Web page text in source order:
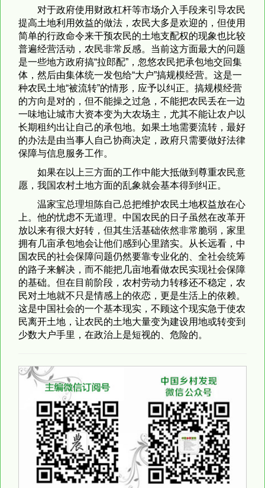
对于政府使用财政杠杆等市场介入手段来引导农民
提高土地利用效益的做法，农民大多是欢迎的，但使用
简单的行政命令来干预农民的土地支配权的现象也比较
普遍经营活动，农民非常反感。当前这方面最大的问题
是一些地方政府搞“拉郎配”，忽悠农民把承包地交回集
体，然后由集体统一发包给“大户”搞规模经营。这是一
种农民土地“被流转”的情形，应予以纠正。搞规模经营
的方向是对的，但不能操之过急，不能把农民丢在一边
一味地让城市大资本变为大农场主，尤其不能让农户以
长期租约出让自己的承包地。如果土地需要流转，最好
的办法是由当事人自己协商决定，政府只需要做好法律
保障与信息服务工作。
如果在以上三方面的工作中能大抵做到尊重农民意
愿，我国农村土地方面的乱象就会基本得到纠正。
温家宝总理坦陈自己总把维护农民土地权益放在心
上。他的忧虑不无道理。中国农民的日子虽然在改革开
放以来有很大好转，但其生活基础依然非常脆弱，家里
拥有几亩承包地会让他们感到心里踏实。从长远看，中
国农民的社会保障问题仍然要靠专业化的、全社会统筹
的路子来解决，而不能把几亩地看做农民实现社会保障
的基础。但在目前阶段，农村劳动力转移还不稳定，农
民对土地就不只是情感上的依恋，更是生活上的依赖。
这是中国社会的一个基本现实，不顾这个现实急于使农
民离开土地，让农民的土地大量变为建设用地或转变到
少数大户手里，在政治上是短视的、危险的。